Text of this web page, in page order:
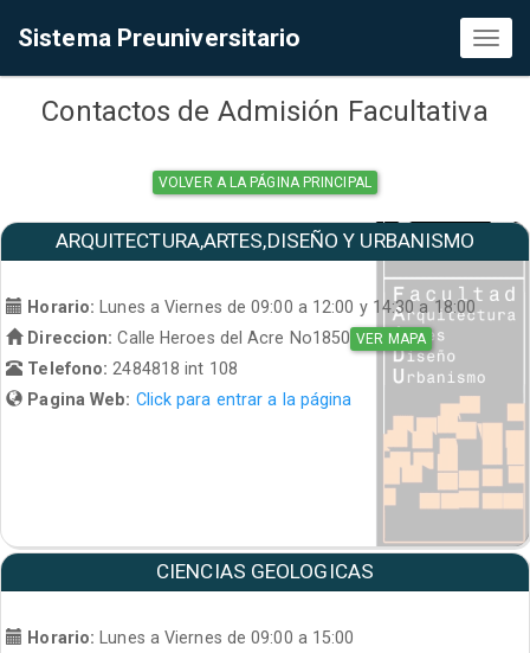
Sistema Preuniversitario
Contactos de Admisión Facultativa
VOLVER A LA PÁGINA PRINCIPAL
ARQUITECTURA,ARTES,DISEÑO Y URBANISMO
Horario:
Lunes a Viernes de 09:00 a 12:00 y 14:30 a 18:00
Direccion: Calle Heroes del Acre No1850 VER MAPA
Telefono: 2484818 int 108
Pagina Web: Click para entrar a la página
CIENCIAS GEOLOGICAS
Horario: Lunes a Viernes de 09:00 a 15:00